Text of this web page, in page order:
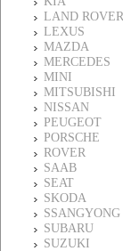
LAND ROVER
LEXUS
MAZDA
MERCEDES
MINI
MITSUBISHI
NISSAN
PEUGEOT
PORSCHE
ROVER
SAAB
SEAT
SKODA
SSANGYONG
SUBARU
SUZUKI